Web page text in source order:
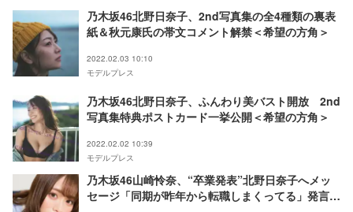
乃木坂46北野日奈子、2nd写真集の全4種類の裏表
紙＆秋元康氏の帯文コメント解禁＜希望の方角＞
2022.02.03 10:10
モデルプレス
乃木坂46北野日奈子、ふんわり美バスト開放 2nd
写真集特典ポストカード一挙公開＜希望の方角＞
2022.02.02 10:39
モデルプレス
乃木坂46山崎怜奈、“卒業発表”北野日奈子へメッ
セージ「同期が昨年から転職しまくってる」発言も